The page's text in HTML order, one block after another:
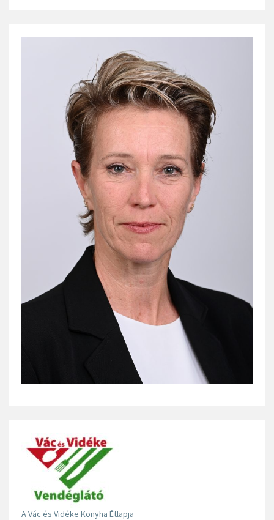
A Vác és Vidéke Konyha Étlapja